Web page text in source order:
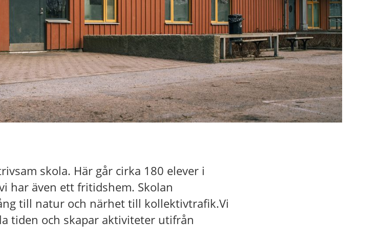
skola. Här går cirka 180 elever i
har även ett fritidshem. Skolan
till natur och närhet till kollektivtrafik.Vi
tiden och skapar aktiviteter utifrån